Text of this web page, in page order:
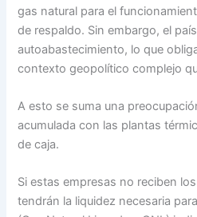
gas natural para el
de respaldo. Sin embargo, el
autoabastecimiento, lo que
contexto geopolítico complejo
A esto se suma una
acumulada con las plantas
de caja.
Si estas empresas no reciben
tendrán la liquidez necesaria